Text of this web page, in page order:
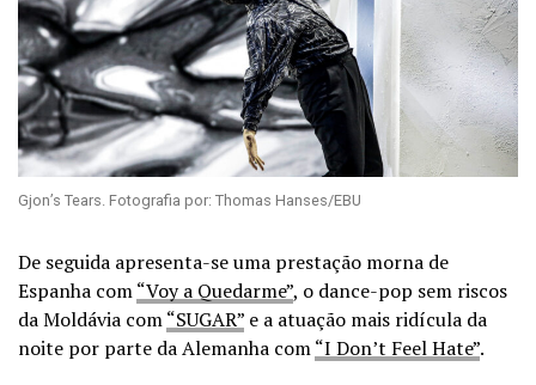
Gjon’s Tears. Fotografia por: Thomas Hanses/EBU
De seguida apresenta-se uma prestação morna de
Espanha com“Voy a Quedarme”, o dance-pop sem riscos
da Moldávia com“SUGAR” e a atuação mais ridícula da
noite por parte da Alemanha com“I Don’t Feel Hate”.